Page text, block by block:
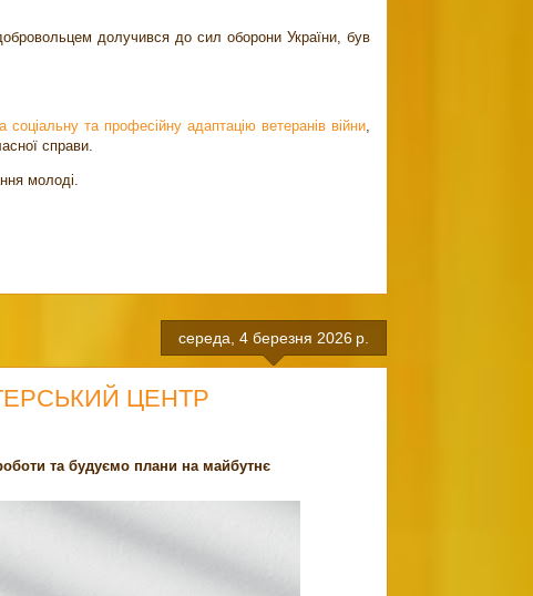
долучився до сил оборони України, був
соціальну та професійну адаптацію ветеранів війни
справи.
молоді.
середа, 4 березня 2026 р.
ЦЕНТР
та будуємо плани на майбутнє